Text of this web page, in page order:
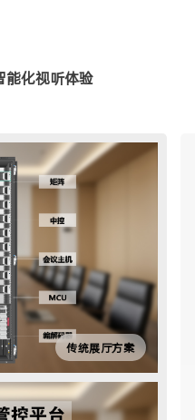
能化视听体验
传统展厅方案